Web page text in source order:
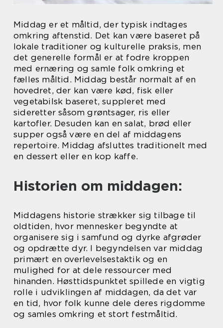
Middag er et måltid, der typisk indtages
omkring aftenstid. Det kan være baseret på
lokale traditioner og kulturelle praksis, men
det generelle formål er at fodre kroppen
med ernæring og samle folk omkring et
fælles måltid. Middag består normalt af en
hovedret, der kan være kød, fisk eller
vegetabilsk baseret, suppleret med
sideretter såsom grøntsager, ris eller
kartofler. Desuden kan en salat, brød eller
supper også være en del af middagens
repertoire. Middag afsluttes traditionelt med
en dessert eller en kop kaffe.
Historien om middagen:
Middagens historie strækker sig tilbage til
oldtiden, hvor mennesker begyndte at
organisere sig i samfund og dyrke afgrøder
og opdrætte dyr. I begyndelsen var middag
primært en overlevelsestaktik og en
mulighed for at dele ressourcer med
hinanden. Høsttidspunktet spillede en vigtig
rolle i udviklingen af middagen, da det var
en tid, hvor folk kunne dele deres rigdomme
og samles omkring et stort festmåltid.